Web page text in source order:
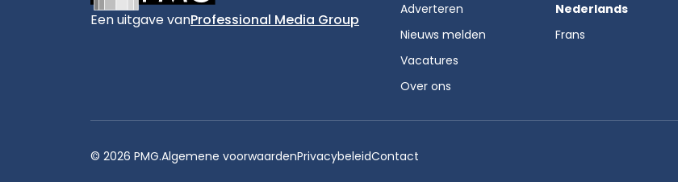
Een uitgave vanProfessional Media Group
Adverteren
Nieuws melden
Vacatures
Over ons
Nederlands
Frans
© 2026 PMG.Algemene voorwaardenPrivacybeleidContact